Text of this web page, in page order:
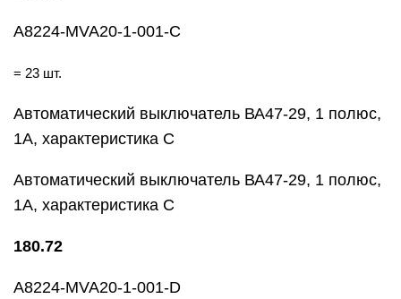
A8224-MVA20-1-001-C
= 23 шт.
Автоматический выключатель ВА47-29, 1 полюс,
1А, характеристика С
Автоматический выключатель ВА47-29, 1 полюс,
1А, характеристика С
180.72
A8224-MVA20-1-001-D